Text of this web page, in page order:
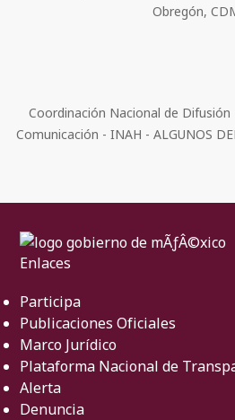
Obregón,
Coordinación Nacional de
Comunicación - INAH - ALGUNOS
Enlaces
Participa
Publicaciones Oficiales
Marco Jurídico
Plataforma Nacional de
Alerta
Denuncia